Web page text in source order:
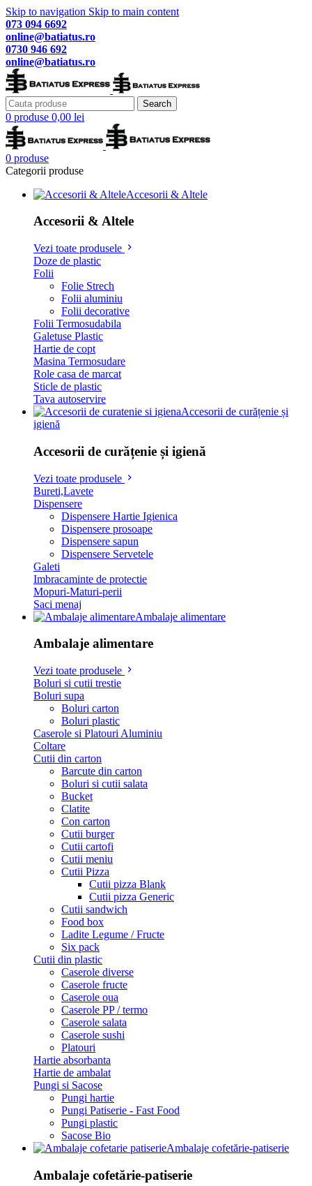
Skip to navigation Skip to main content
073 094 6692
online@batiatus.ro
0730 946 692
online@batiatus.ro
Search
0 produse 0,00 lei
0 produse
Categorii produse
Accesorii & Altele
Accesorii & Altele
Vezi toate produsele
Doze de plastic
Folii
Folie Strech
Folii aluminiu
Folii decorative
Folii Termosudabila
Galetuse Plastic
Hartie de copt
Masina Termosudare
Role casa de marcat
Sticle de plastic
Tava autoservire
Accesorii de curățenie și
igienă
Accesorii de curățenie și igienă
Vezi toate produsele
Bureti,Lavete
Dispensere
Dispensere Hartie Igienica
Dispensere prosoape
Dispensere sapun
Dispensere Servetele
Galeti
Imbracaminte de protectie
Mopuri-Maturi-perii
Saci menaj
Ambalaje alimentare
Ambalaje alimentare
Vezi toate produsele
Boluri si cutii trestie
Boluri supa
Boluri carton
Boluri plastic
Caserole si Platouri Aluminiu
Coltare
Cutii din carton
Barcute din carton
Boluri si cutii salata
Bucket
Clatite
Con carton
Cutii burger
Cutii cartofi
Cutii meniu
Cutii Pizza
Cutii pizza Blank
Cutii pizza Generic
Cutii sandwich
Food box
Ladite Legume / Fructe
Six pack
Cutii din plastic
Caserole diverse
Caserole fructe
Caserole oua
Caserole PP / termo
Caserole salata
Caserole sushi
Platouri
Hartie absorbanta
Hartie de ambalat
Pungi si Sacose
Pungi hartie
Pungi Patiserie - Fast Food
Pungi plastic
Sacose Bio
Ambalaje cofetărie-patiserie
Ambalaje cofetărie-patiserie